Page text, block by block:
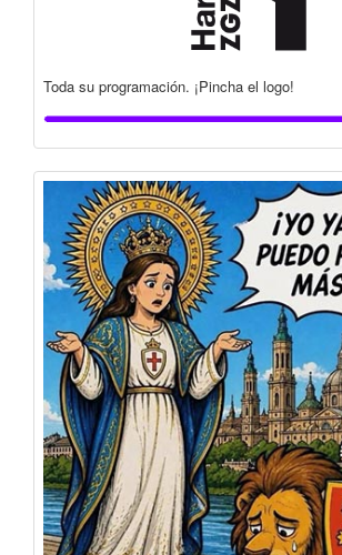
Toda su programación. ¡Pincha el logo!